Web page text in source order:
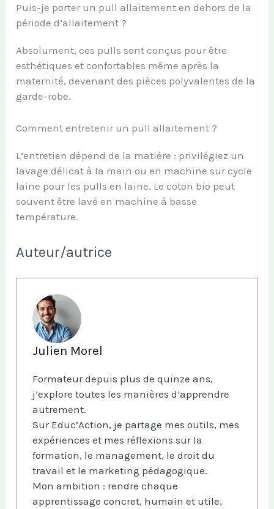
Puis-je porter un pull allaitement en dehors de la
période d’allaitement ?
Absolument, ces pulls sont conçus pour être
esthétiques et confortables même après la
maternité, devenant des pièces polyvalentes de la
garde-robe.
Comment entretenir un pull allaitement ?
L’entretien dépend de la matière : privilégiez un
lavage délicat à la main ou en machine sur cycle
laine pour les pulls en laine. Le coton bio peut
souvent être lavé en machine à basse
température.
Auteur/autrice
Julien Morel
Formateur depuis plus de quinze ans,
j’explore toutes les manières d’apprendre
autrement.
Sur Educ’Action, je partage mes outils, mes
expériences et mes réflexions sur la
formation, le management, le droit du
travail et le marketing pédagogique.
Mon ambition : rendre chaque
apprentissage concret, humain et utile,